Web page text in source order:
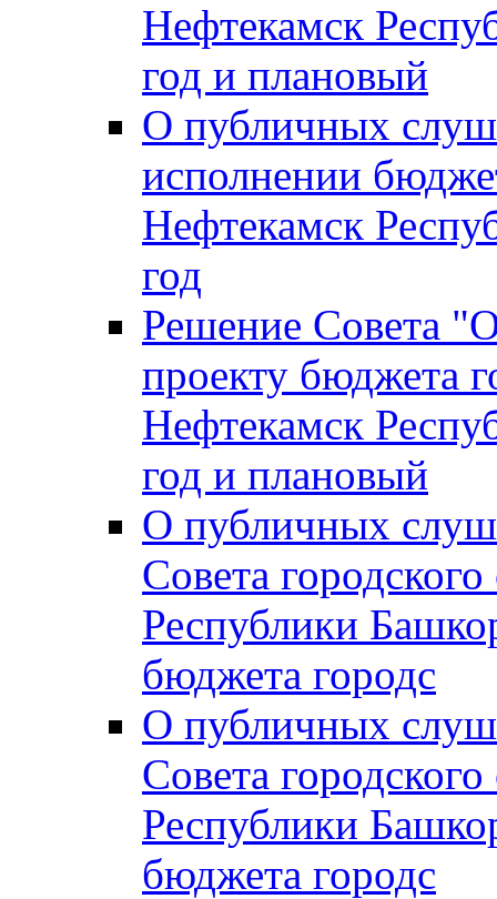
Нефтекамск
год и плановый
О публичных
исполнении
Нефтекамск
год
Решение Совета
проекту бюджета
Нефтекамск
год и плановый
О публичных
Совета
Республики
бюджета городс
О публичных
Совета
Республики
бюджета городс